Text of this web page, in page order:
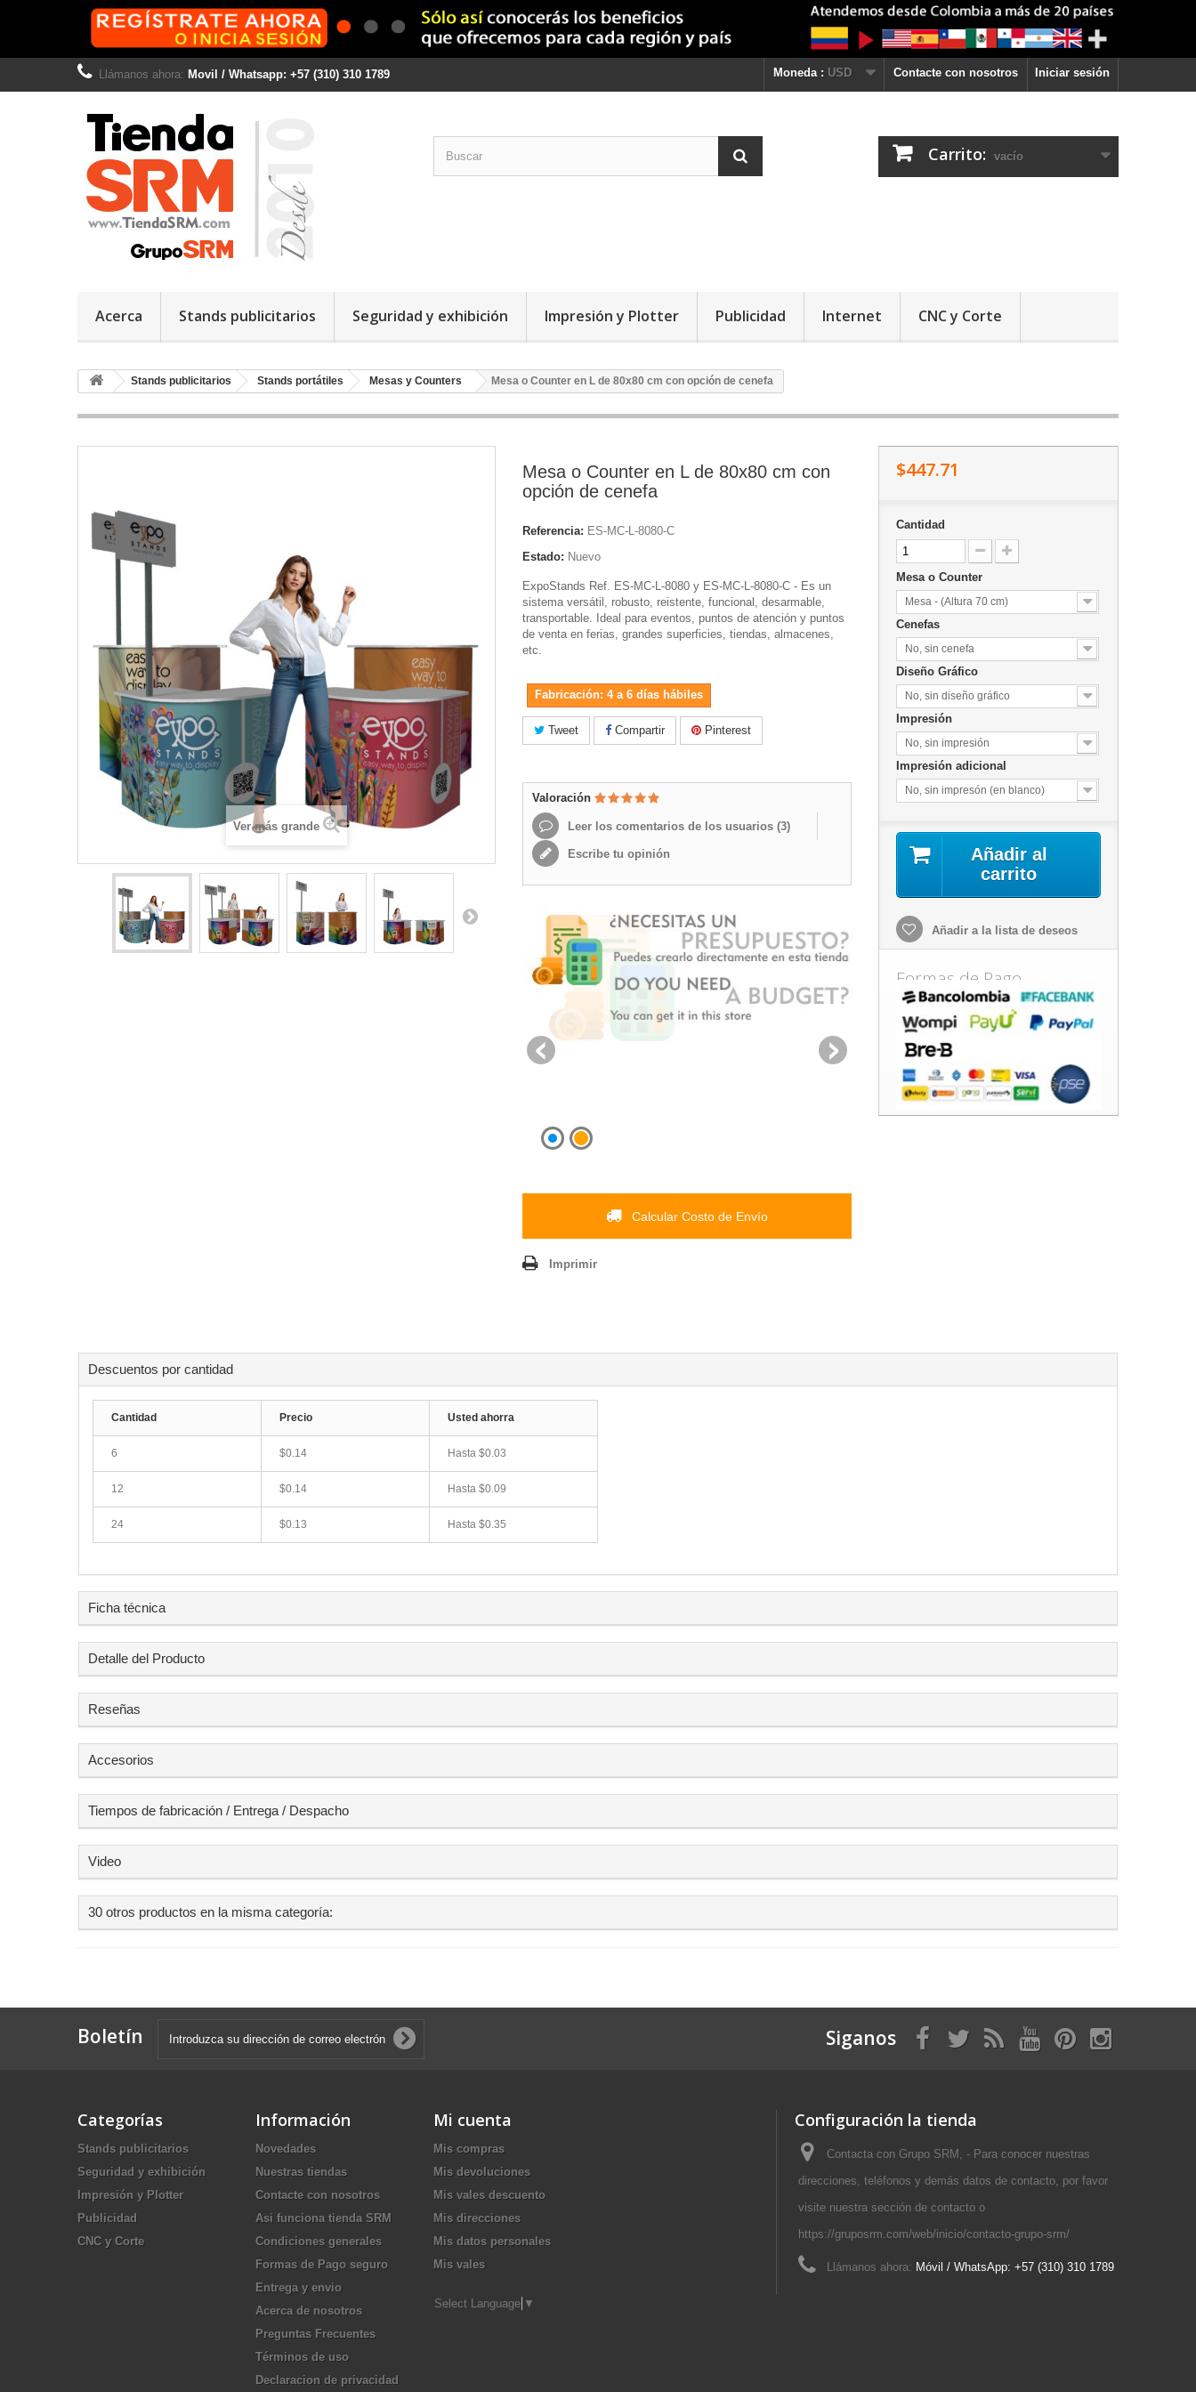
Iniciar sesión
Contacte con nosotros
Llámanos ahora: Movil / Whatsapp: +57 (310) 310 1789 Moneda : USD
Carrito: vacío
Acerca Stands publicitarios Seguridad y exhibición Impresión y Plotter Publicidad Internet CNC y Corte
Stands publicitarios Stands portátiles Mesas y Counters Mesa o Counter en L de 80x80 cm con opción de cenefa
Ver más grande
Mesa o Counter en L de 80x80 cm con
opción de cenefa
Referencia: ES-MC-L-8080-C
Estado: Nuevo
ExpoStands Ref. ES-MC-L-8080 y ES-MC-L-8080-C - Es un
sistema versátil, robusto, reistente, funcional, desarmable,
transportable. Ideal para eventos, puntos de atención y puntos
de venta en ferias, grandes superficies, tiendas, almacenes,
etc.
Fabricación: 4 a 6 días hábiles
Tweet Compartir Pinterest
Valoración
Leer los comentarios de los usuarios (3)
Escribe tu opinión
Calcular Costo de Envío
Imprimir
$447.71
Cantidad
Mesa o Counter
Mesa - (Altura 70 cm)
Cenefas
No, sin cenefa
Diseño Gráfico
No, sin diseño gráfico
Impresión
No, sin impresión
Impresión adicional
No, sin impresón (en blanco)
Añadir al
carrito
Añadir a la lista de deseos
Formas de Pago
Descuentos por cantidad
Cantidad Precio Usted ahorra
6 $0.14 Hasta $0.03
12 $0.14 Hasta $0.09
24 $0.13 Hasta $0.35
Ficha técnica
Detalle del Producto
Reseñas
Accesorios
Tiempos de fabricación / Entrega / Despacho
Video
30 otros productos en la misma categoría:
Boletín Siganos
Categorías
Stands publicitarios
Seguridad y exhibición
Impresión y Plotter
Publicidad
CNC y Corte
Información
Novedades
Nuestras tiendas
Contacte con nosotros
Asi funciona tienda SRM
Condiciones generales
Formas de Pago seguro
Entrega y envio
Acerca de nosotros
Preguntas Frecuentes
Términos de uso
Declaracion de privacidad
Mi cuenta
Mis compras
Mis devoluciones
Mis vales descuento
Mis direcciones
Mis datos personales
Mis vales
Configuración la tienda
Contacta con Grupo SRM, - Para conocer nuestras
direcciones, teléfonos y demás datos de contacto, por favor
visite nuestra sección de contacto o
https://gruposrm.com/web/inicio/contacto-grupo-srm/
Llámanos ahora: Móvil / WhatsApp: +57 (310) 310 1789
Select Language ▼